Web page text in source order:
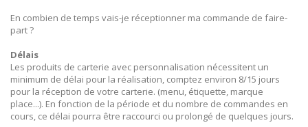
En combien de temps vais-je réceptionner ma commande de faire-
part ?
Délais
Les produits de carterie avec personnalisation nécessitent un
minimum de délai pour la réalisation, comptez environ 8/15 jours
pour la réception de votre carterie. (menu, étiquette, marque
place...). En fonction de la période et du nombre de commandes en
cours, ce délai pourra être raccourci ou prolongé de quelques jours.